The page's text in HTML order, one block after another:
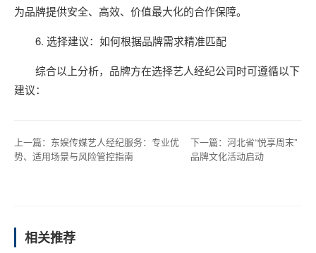
为品牌提供安全、高效、价值最大化的合作保障。
6. 选择建议：如何根据品牌需求精准匹配
综合以上分析，品牌方在选择艺人经纪公司时可遵循以下
建议：
上一篇： 东娱传媒艺人经纪服务：专业优
势、适用场景与风险管控指南
下一篇： 河北省“悦享周末”
品牌文化活动启动
相关推荐